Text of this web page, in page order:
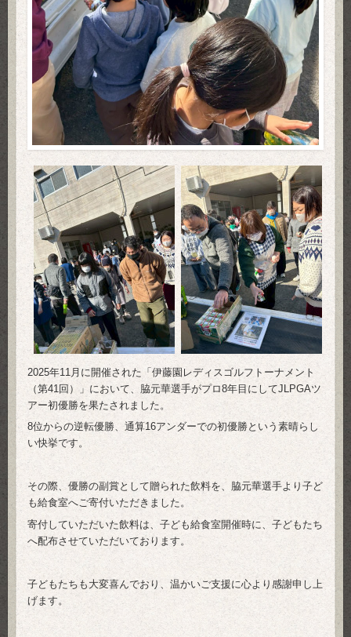
2025年11月に開催された「伊藤園レディスゴルフトーナメント
（第41回）」において、脇元華選手がプロ8年目にしてJLPGAツ
アー初優勝を果たされました。
8位からの逆転優勝、通算16アンダーでの初優勝という素晴らし
い快挙です。
その際、優勝の副賞として贈られた飲料を、脇元華選手より子ど
も給食室へご寄付いただきました。
寄付していただいた飲料は、子ども給食室開催時に、子どもたち
へ配布させていただいております。
子どもたちも大変喜んでおり、温かいご支援に心より感謝申し上
げます。